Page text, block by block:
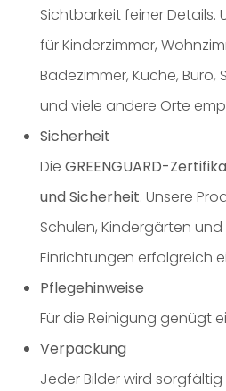
Sichtbarkeit feiner Details.
für Kinderzimmer,
Badezimmer, Küche,
und viele andere Orte
Sicherheit
Die GREENGUARD-
und Sicherheit. Unsere
Schulen, Kindergärten
Einrichtungen erfolgreich
Pflegehinweise
Für die Reinigung genügt
Verpackung
Jeder Bilder wird